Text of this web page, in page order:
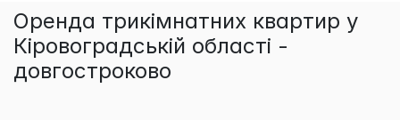
Оренда трикімнатних квартир у
Кіровоградській області -
довгостроково